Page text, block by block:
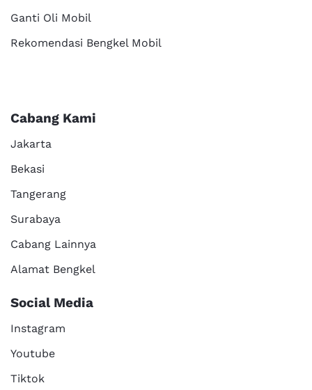
Ganti Oli Mobil
Rekomendasi Bengkel Mobil
Cabang Kami
Jakarta
Bekasi
Tangerang
Surabaya
Cabang Lainnya
Alamat Bengkel
Social Media
Instagram
Youtube
Tiktok